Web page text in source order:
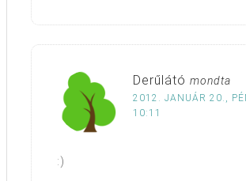
Derűlátó mondta
2012. JANUÁR 20.,
10:11
:)